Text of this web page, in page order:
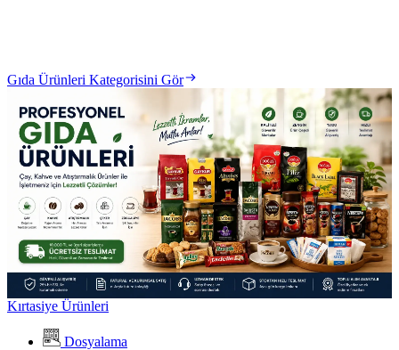
Gıda Ürünleri Kategorisini Gör
Kırtasiye Ürünleri
Dosyalama